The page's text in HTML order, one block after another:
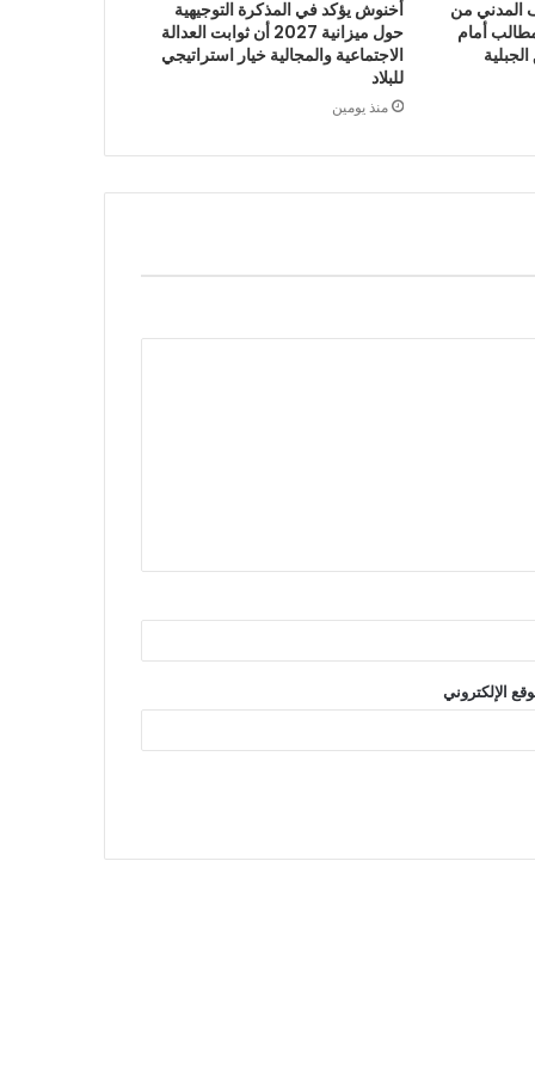
المدني من
أمام
أخنوش يؤكد في المذكرة التوجيهية
حول ميزانية 2027 أن ثوابت العدالة
الاجتماعية والمجالية خيار استراتيجي
للبلاد
منذ يومين
الإلكتروني